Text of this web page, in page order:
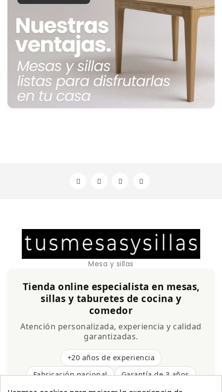
Mesa y sillas
Tienda online especialista en mesas,
sillas y taburetes de cocina y
comedor
Atención personalizada, experiencia y calidad
garantizadas.
+20 años de experiencia
Fabricación nacional
Garantía de 3 años